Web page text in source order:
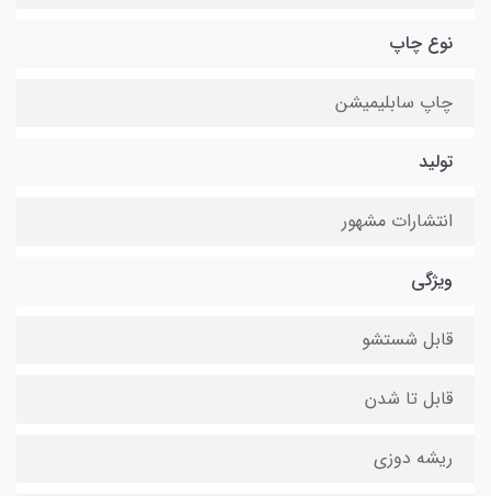
نوع چاپ
چاپ سابلیمیشن
تولید
انتشارات مشهور
ویژگی
قابل شستشو
قابل تا شدن
ریشه دوزی